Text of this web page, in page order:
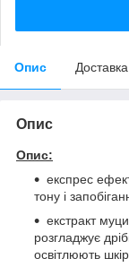
Опис Доставка
Опис
Опис:
експрес
тону і
екстракт
розгладжує
освітлюють